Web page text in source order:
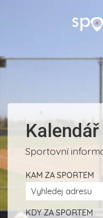
Sportovní
KAM ZA SPORTEM
KDY ZA SPORTEM